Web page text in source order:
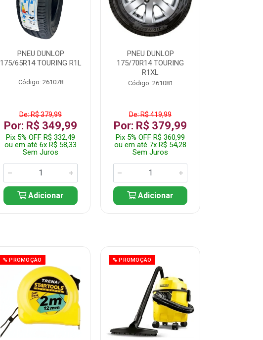
PNEU DUNLOP
175/65R14 TOURING R1L
Código: 261078
De: R$ 379,99
Por: R$ 349,99
Pix 5% OFF R$ 332,49
ou em até 6x R$ 58,33
Sem Juros
Adicionar
PNEU DUNLOP
175/70R14 TOURING
R1XL
Código: 261081
De: R$ 419,99
Por: R$ 379,99
Pix 5% OFF R$ 360,99
ou em até 7x R$ 54,28
Sem Juros
Adicionar
% PROMOÇÃO % PROMOÇÃO